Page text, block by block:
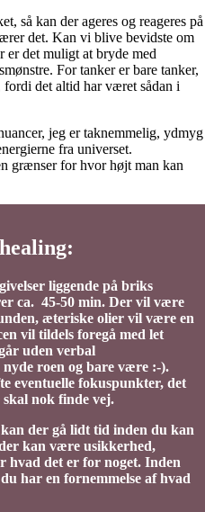
så kan der ageres og reageres på
det. Kan vi blive bevidste om
er det muligt at bryde med
For tanker er bare tanker,
det altid har været sådan i
jeg er taknemmelig, ydmyg
fra universet.
grænser for hvor højt man kan
liggende på briks
ca. 45-50 min. Der vil være
æteriske olier vil være en
vil tildels foregå med let
uden verbal
roen og bare være :-).
eventuelle fokuspunkter, det
nok finde vej.
der gå lidt tid inden du kan
kan være usikkerhed,
hvad det er for noget. Inden
har en fornemmelse af hvad